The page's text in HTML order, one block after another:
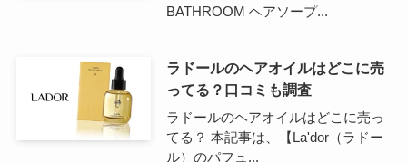
BATHROOM ヘアソープ...
ラドールのヘアオイルはどこに売
ってる？口コミも調査
ラドールのヘアオイルはどこに売っ
てる？ 本記事は、【La'dor（ラドー
ル）のパフュ...